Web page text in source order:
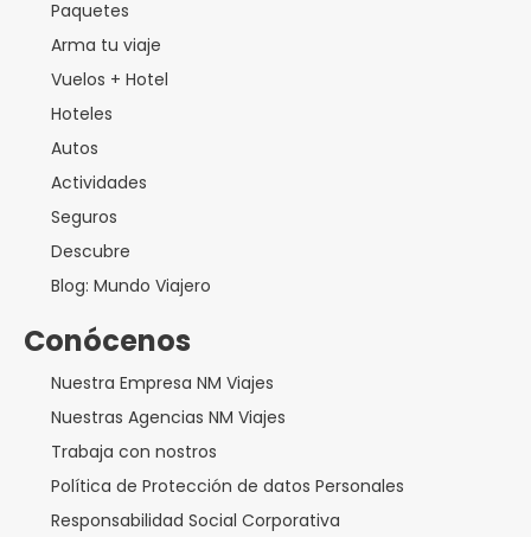
Paquetes
Arma tu viaje
Vuelos + Hotel
Hoteles
Autos
Actividades
Seguros
Descubre
Blog: Mundo Viajero
Conócenos
Nuestra Empresa NM Viajes
Nuestras Agencias NM Viajes
Trabaja con nostros
Política de Protección de datos Personales
Responsabilidad Social Corporativa